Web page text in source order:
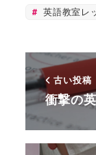
英語教室レ
古い投稿
衝撃の